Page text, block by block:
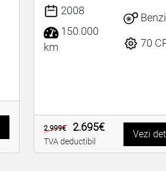
2008
150.000
km
70
2.999€ 2.695€
TVA deductibil
Vezi